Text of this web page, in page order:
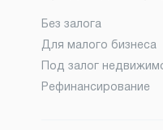
Без залога
Для малого бизнеса
Под залог
Рефинансирование